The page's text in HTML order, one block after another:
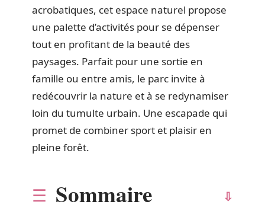
acrobatiques, cet espace naturel propose
une palette d’activités pour se dépenser
tout en profitant de la beauté des
paysages. Parfait pour une sortie en
famille ou entre amis, le parc invite à
redécouvrir la nature et à se redynamiser
loin du tumulte urbain. Une escapade qui
promet de combiner sport et plaisir en
pleine forêt.
Sommaire